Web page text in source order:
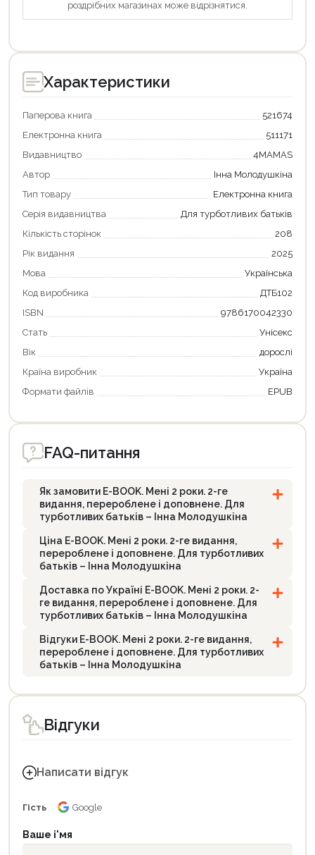
роздрібних магазинах може відрізнятися.
Характеристики
Паперова книга
521674
Електронна книга
511171
Видавництво
4MAMAS
Автор
Інна Молодушкіна
Тип товару
Електронна книга
Серія видавництва
Для турботливих батьків
Кількість сторінок
208
Рік видання
2025
Мова
Українська
Код виробника
ДТБ102
ISBN
9786170042330
Стать
Унісекс
Вік
дорослі
Країна виробник
Україна
Формати файлiв
EPUB
FAQ-питання
Як замовити E-BOOK. Мені 2 роки. 2-ге
видання, перероблене і доповнене. Для
турботливих батьків – Інна Молодушкіна
Ціна E-BOOK. Мені 2 роки. 2-ге видання,
перероблене і доповнене. Для турботливих
батьків – Інна Молодушкіна
Доставка по Україні E-BOOK. Мені 2 роки. 2-
ге видання, перероблене і доповнене. Для
турботливих батьків – Інна Молодушкіна
Відгуки E-BOOK. Мені 2 роки. 2-ге видання,
перероблене і доповнене. Для турботливих
батьків – Інна Молодушкіна
Відгуки
Написати відгук
Гість Google
Ваше і'мя
Продовжити покупки